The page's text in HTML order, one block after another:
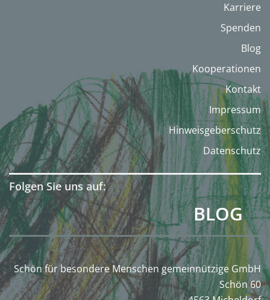
Karriere
Spenden
Blog
Kooperationen
Kontakt
Impressum
Hinweisgeberschutz
Datenschutz
Folgen Sie uns auf:
BLOG
Schön für besondere Menschen gemeinnützige GmbH
Schön 60